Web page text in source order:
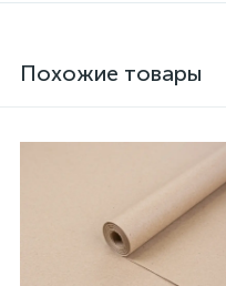
Похожие товары